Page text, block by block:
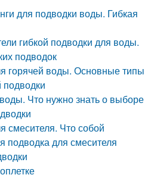
для подводки воды. Гибкая
гибкой подводки для воды.
подводок
горячей воды. Основные типы
подводки
Что нужно знать о выборе
смесителя. Что собой
подводка для смесителя